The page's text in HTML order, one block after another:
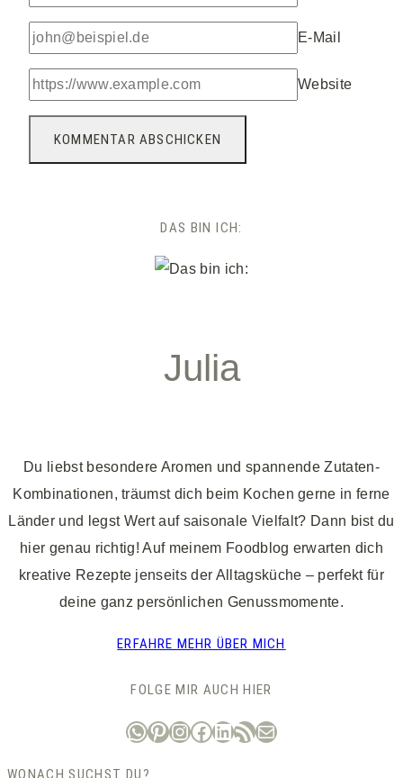
E-Mail
Website
DAS BIN ICH:
Julia
Du liebst besondere Aromen und spannende Zutaten-
Kombinationen, träumst dich beim Kochen gerne in ferne
Länder und legst Wert auf saisonale Vielfalt? Dann bist du
hier genau richtig! Auf meinem Foodblog erwarten dich
kreative Rezepte jenseits der Alltagsküche – perfekt für
deine ganz persönlichen Genussmomente.
ERFAHRE MEHR ÜBER MICH
FOLGE MIR AUCH HIER
WhatsApp
Pinterest
Instagram
Facebook
LinkedIn
RSS-Feed
E-Mail
WONACH SUCHST DU?